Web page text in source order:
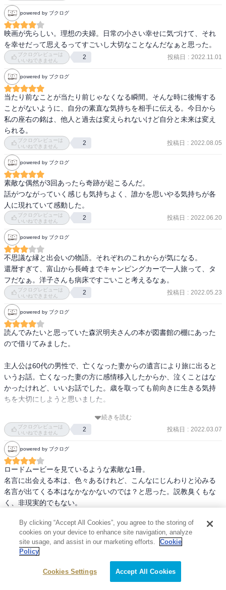
powered by ブクログ
映画が先らしい。理想の夫婦。日常の小さい幸せに気づけて、それ
を幸せだって思えるってすごいし大切なことなんだなぁと思った。
ブクログレビューは
いいねできません
2 投稿日 : 2022.11.01
powered by ブクログ
当たり前なことが当たり前じゃなくなる瞬間。そんな時に後悔する
ことがないように、自分の素直な気持ちを相手に伝える。今日から
私の座右の銘は、他人と過去は変えられないけど自分と未来は変え
られる。
ブクログレビューは
いいねできません
2 投稿日 : 2022.08.05
powered by ブクログ
素敵な偶然が3回あったら奇跡が起こるんだ。
話がつながっていく感じも気持ちよく、誰かを思いやる気持ちが各
人に現れていて感動した。
ブクログレビューは
いいねできません
2 投稿日 : 2022.06.20
powered by ブクログ
不思議な縁と出会いの物語。それぞれのこれからが気になる。
還暦すぎて、富山から長崎までキャンピングカーで一人旅って、タ
ブクログレビューは
いいねできません
2 投稿日 : 2022.05.23
powered by ブクログ
読んでみたいと思っていた森沢明夫さんの本が図書館の棚にあった
ので借りてみました。
主人公は60代の男性で、亡くなった妻からの遺言により旅に出ると
いうお話。亡くなった妻の方に感情移入したからか、泣くことはな
かったけれど、いいお話でした。歳を取っても前向きに生きる気持
ちを大切にしようと思いました。
映画が先で、映画を原案に書かれた小説とのこと。映画のキャスト
等は見ずに読み、読み終わってキャストを見たら、けっこうしっく
りくる配役でした。機会があれば映画も観てみたいです。
続きを読む
ブクログレビューは
いいねできません
2 投稿日 : 2022.03.07
powered by ブクログ
ロードムービーを見ているような素敵な1冊。
名言に出会える本は、色々あるけれど、こんなにじんわりと沁みる
名言が出てくる本はなかなかないのでは？と思った。説教臭くもな
く、非現実的でもない。
られなかった。
奥さんの素晴らしいギフト、遺書に涙が溢れた。
主人公が、雨の中で自由を感じるシーンが素晴らしくて忘れられな
「ただ裸足になってドアの外に一歩出るだけで、世界はこんなにも
いいねできません
By clicking “Accept All Cookies”, you agree to the storing of
cookies on your device to enhance site navigation, analyze
site usage, and assist in our marketing efforts.
Cookie
Policy
Cookies Settings Accept All Cookies